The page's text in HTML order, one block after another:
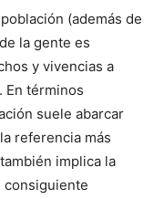
(además de
la gente es
y vivencias a
En términos
suele abarcar
referencia más
implica la
consiguiente